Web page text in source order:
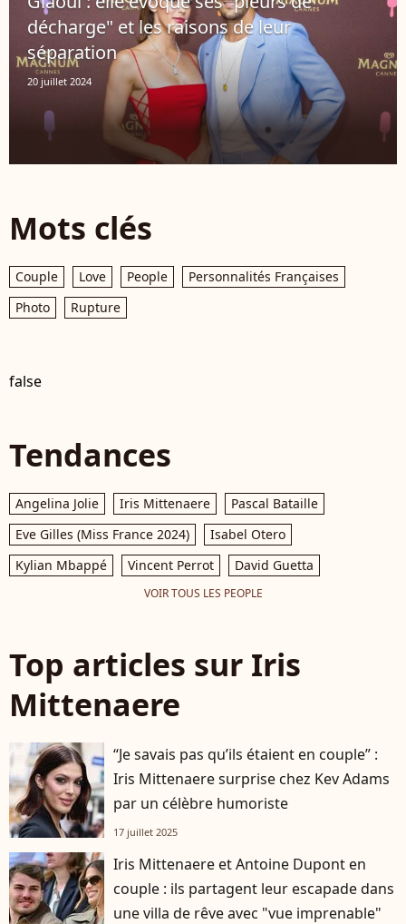
décharge" et les raisons de leur
séparation
20 juillet 2024
Mots clés
Couple Love People
Personnalités Françaises
Photo
Rupture
false
Tendances
Angelina Jolie Iris Mittenaere
Pascal Bataille
Eve Gilles (Miss France 2024)
Isabel Otero
Kylian Mbappé
Vincent Perrot David Guetta
VOIR TOUS LES PEOPLE
Top articles sur Iris
Mittenaere
“Je savais pas qu’ils étaient en couple” :
Iris Mittenaere surprise chez Kev Adams
par un célèbre humoriste
17 juillet 2025
Iris Mittenaere et Antoine Dupont en
couple : ils partagent leur escapade dans
une villa de rêve avec "vue imprenable"